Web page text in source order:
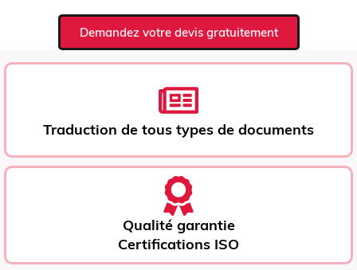
Demandez votre devis gratuitement
Traduction de tous types de documents
Qualité garantie
Certifications ISO